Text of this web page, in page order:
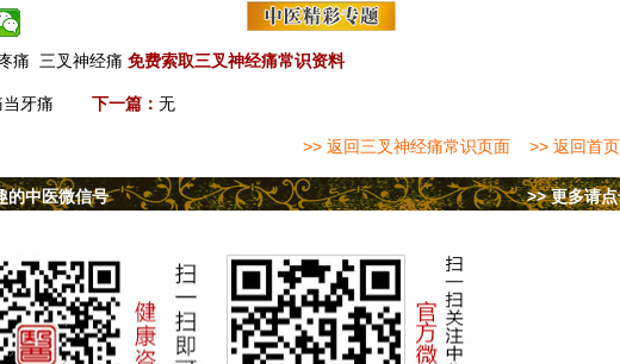
痛 三叉神经痛 免费索取三叉神经痛常识资料
牙痛 下一篇： 无
>> 返回三叉神经痛常识页面 >> 返回首页
>> 更多请
的中医微信号